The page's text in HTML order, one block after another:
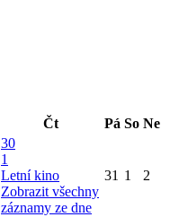
Čt Pá So Ne
30
1
Letní kino
Zobrazit všechny
záznamy ze dne
31 1 2